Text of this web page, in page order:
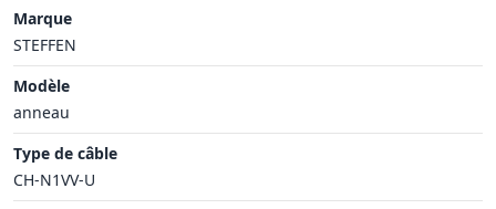
Marque
STEFFEN
Modèle
anneau
Type de câble
CH-N1VV-U